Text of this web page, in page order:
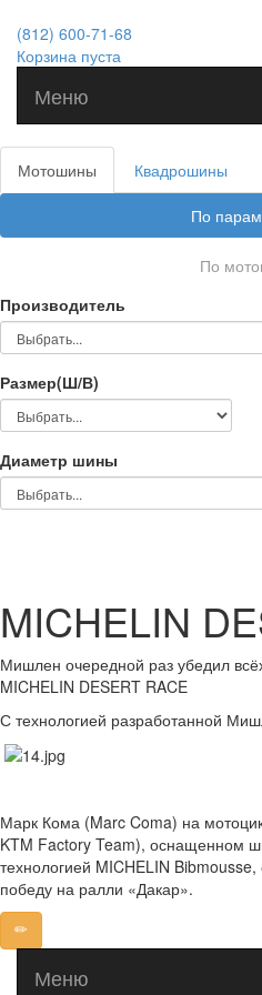
(812) 600-71-68
Корзина пуста
Меню
Мотошины Квадрошины
По
По
Производитель
Размер(Ш/В)
Диаметр шины
MICHELIN
Мишлен очередной раз убедил
MICHELIN DESERT RACE
С технологией разработанной
Марк Кома (Marc Coma) на
KTM Factory Team), оснащенном
технологией MICHELIN
победу на ралли «Дакар».
Меню